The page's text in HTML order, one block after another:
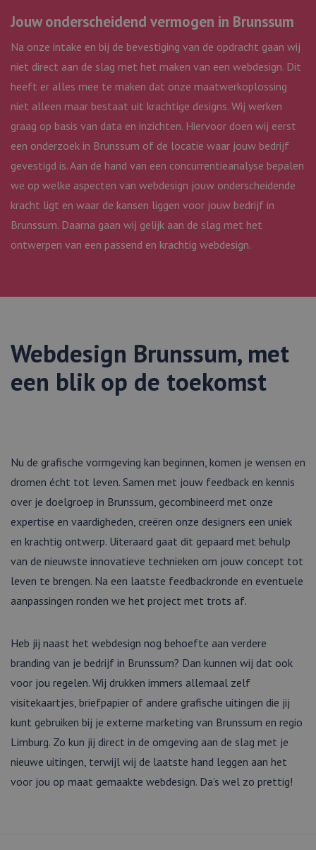
Jouw onderscheidend vermogen in Brunssum
Na onze intake en bij de bevestiging van de opdracht gaan wij
niet direct aan de slag met het maken van een webdesign. Dit
heeft er alles mee te maken dat onze maatwerkoplossing
niet alleen maar bestaat uit krachtige designs. Wij werken
graag op basis van data en inzichten. Hiervoor doen wij eerst
een onderzoek in Brunssum of de locatie waar jouw bedrijf
gevestigd is. Aan de hand van een concurrentieanalyse bepalen
we op welke aspecten van webdesign jouw onderscheidende
kracht ligt en waar de kansen liggen voor jouw bedrijf in
Brunssum. Daarna gaan wij gelijk aan de slag met het
ontwerpen van een passend en krachtig webdesign.
Webdesign Brunssum, met
een blik op de toekomst
Nu de grafische vormgeving kan beginnen, komen je wensen en
dromen écht tot leven. Samen met jouw feedback en kennis
over je doelgroep in Brunssum, gecombineerd met onze
expertise en vaardigheden, creëren onze designers een uniek
en krachtig ontwerp. Uiteraard gaat dit gepaard met behulp
van de nieuwste innovatieve technieken om jouw concept tot
leven te brengen. Na een laatste feedbackronde en eventuele
aanpassingen ronden we het project met trots af.
Heb jij naast het webdesign nog behoefte aan verdere
branding van je bedrijf in Brunssum? Dan kunnen wij dat ook
voor jou regelen. Wij drukken immers allemaal zelf
visitekaartjes, briefpapier of andere grafische uitingen die jij
kunt gebruiken bij je externe marketing van Brunssum en regio
Limburg. Zo kun jij direct in de omgeving aan de slag met je
nieuwe uitingen, terwijl wij de laatste hand leggen aan het
voor jou op maat gemaakte webdesign. Da’s wel zo prettig!
analytics
Het wordt
de sessie van de
en om meerdere
combineren tot
analytische
webmix.nl
geassocieerd
analytics
om informatie
gebruiker op te
maand
gebruikt door
_ga
Google
LLC
1 jaar 1
maand
Deze
gekoppeld aan
Analytics - wat
belangrijke
een willekeurig
gegenereerd
toe te wijzen als
opgenomen in
paginaverzoek
een site en
gebruikt om
bezoekers-,
te berekenen
de site.
website via social
_fbp
Meta
Platform
Inc.
.webmix.nl
3 maanden
Gebruikt door
Facebook om een
reeks
advertentieproducten
te leveren, zoals
realtime bieden van
externe adverteerders